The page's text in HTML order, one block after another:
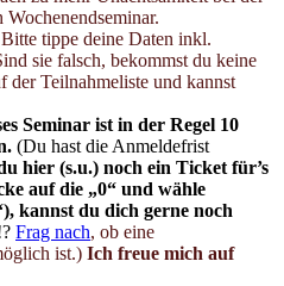
tippe deine Daten inkl.
sie falsch, bekommst du keine
der Teilnahmeliste und kannst
Seminar ist in der Regel 10
(Du hast die Anmeldefrist
hier (s.u.) noch ein Ticket für’s
auf die „0“ und wähle
kannst du dich gerne noch
Frag nach, ob eine
ist.) Ich freue mich auf